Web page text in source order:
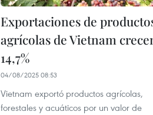
Exportaciones de
agrícolas de Vietnam
14,7%
04/08/2025 08:53
Vietnam exportó productos agrícolas,
forestales y acuáticos por un valor de